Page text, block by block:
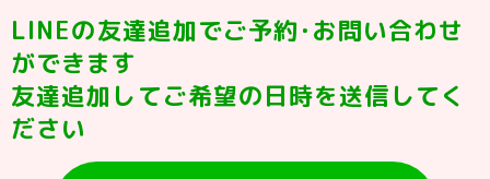
LINEの友達追加でご予約･お問い合わせ
ができます
友達追加してご希望の日時を送信してく
ださい